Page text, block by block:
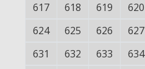
617
618 619 620
624
625 626 627
631
632 633 634